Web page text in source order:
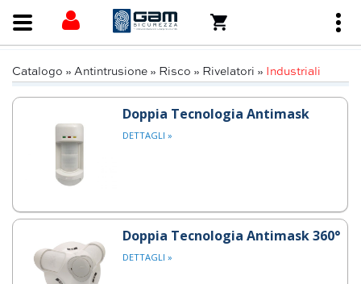
Catalogo » Antintrusione » Risco » Rivelatori » Industriali
Doppia Tecnologia Antimask
DETTAGLI »
Doppia Tecnologia Antimask 360°
DETTAGLI »